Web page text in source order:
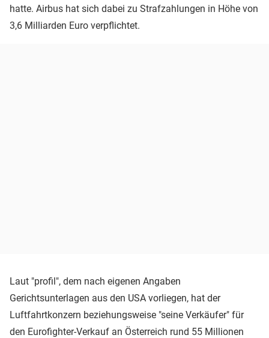
hatte. Airbus hat sich dabei zu Strafzahlungen in Höhe von
3,6 Milliarden Euro verpflichtet.
Laut "profil", dem nach eigenen Angaben
Gerichtsunterlagen aus den USA vorliegen, hat der
Luftfahrtkonzern beziehungsweise "seine Verkäufer" für
den Eurofighter-Verkauf an Österreich rund 55 Millionen